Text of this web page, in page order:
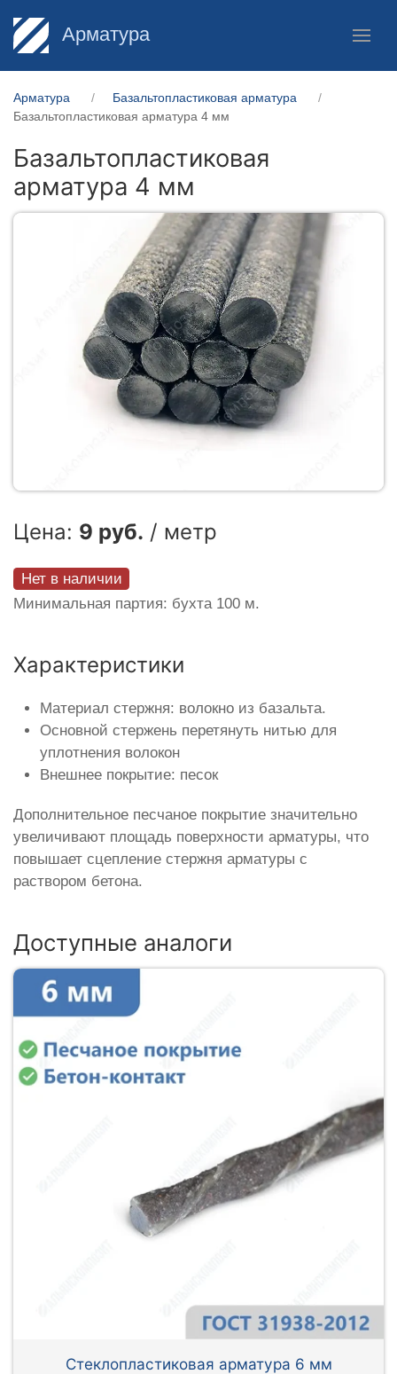
Арматура
Арматура
Базальтопластиковая арматура
Базальтопластиковая арматура 4 мм
Базальтопластиковая
арматура 4 мм
Цена: 9 руб. / метр
Нет в наличии
Минимальная партия: бухта 100 м.
Характеристики
Материал стержня: волокно из базальта.
Основной стержень перетянуть нитью для
уплотнения волокон
Внешнее покрытие: песок
Дополнительное песчаное покрытие значительно
увеличивают площадь поверхности арматуры, что
повышает сцепление стержня арматуры с
раствором бетона.
Доступные аналоги
Стеклопластиковая арматура 6 мм